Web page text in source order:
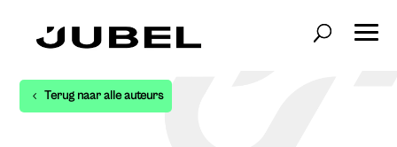
Terug naar alle auteurs